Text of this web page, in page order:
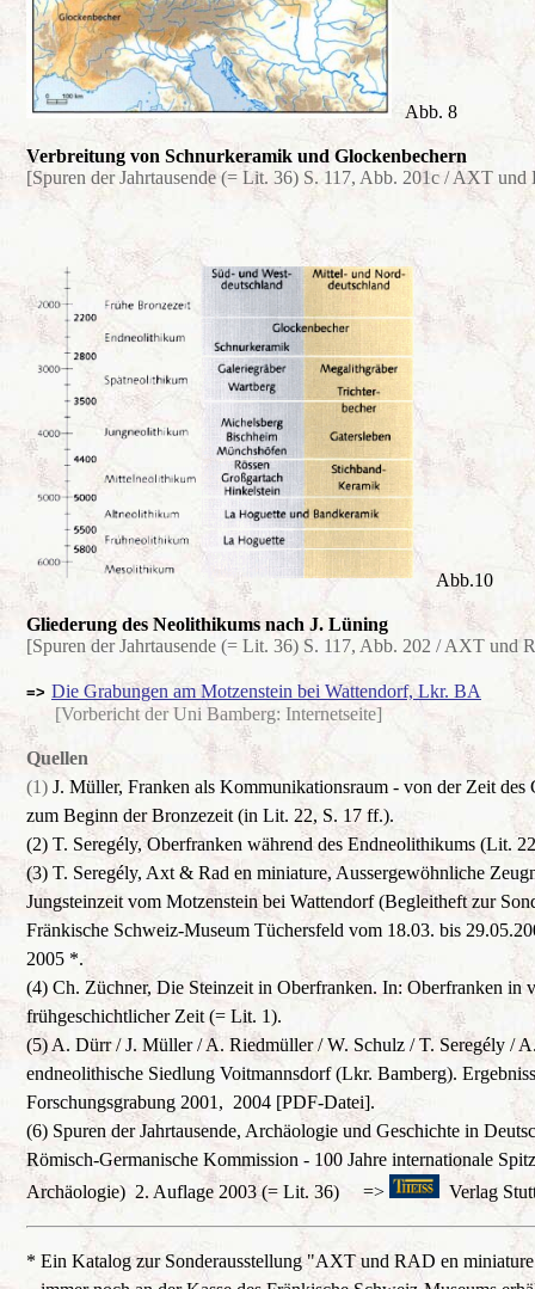
Abb. 8
Verbreitung von Schnurkeramik und Glockenbechern
[Spuren der Jahrtausende (= Lit. 36) S. 117, Abb. 201c / AXT und
Abb.10
Gliederung des Neolithikums nach J. Lüning
[Spuren der Jahrtausende (= Lit. 36) S. 117, Abb. 202 / AXT und
=> Die Grabungen am Motzenstein bei Wattendorf, Lkr. BA
[Vorbericht der Uni Bamberg: Internetseite]
Quellen
(1) J. Müller, Franken als Kommunikationsraum - von der Zeit des
zum Beginn der Bronzezeit (in Lit. 22, S. 17 ff.).
(2) T. Seregély, Oberfranken während des Endneolithikums (Lit.
(3) T. Seregély, Axt & Rad en miniature, Aussergewöhnliche
Jungsteinzeit vom Motzenstein bei Wattendorf (Begleitheft zur
Fränkische Schweiz-Museum Tüchersfeld vom 18.03. bis
2005 *.
(4) Ch. Züchner, Die Steinzeit in Oberfranken. In: Oberfranken in
frühgeschichtlicher Zeit (= Lit. 1).
(5) A. Dürr / J. Müller / A. Riedmüller / W. Schulz / T. Seregély /
endneolithische Siedlung Voitmannsdorf (Lkr. Bamberg).
Forschungsgrabung 2001, 2004 [PDF-Datei].
(6) Spuren der Jahrtausende, Archäologie und Geschichte in
Römisch-Germanische Kommission - 100 Jahre internationale
Archäologie) 2. Auflage 2003 (= Lit. 36)
=> Verlag
* Ein Katalog zur Sonderausstellung "AXT und RAD en